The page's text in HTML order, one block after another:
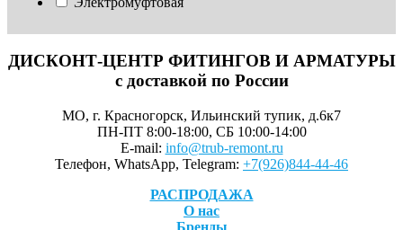
ДИСКОНТ-ЦЕНТР ФИТИНГОВ И АРМАТУРЫ
с доставкой по России
МО, г. Красногорск, Ильинский тупик, д.6к7
ПН-ПТ 8:00-18:00, СБ 10:00-14:00
E-mail: info@trub-remont.ru
Телефон, WhatsApp, Telegram: +7(926)844-44-46
РАСПРОДАЖА
О нас
Бренды